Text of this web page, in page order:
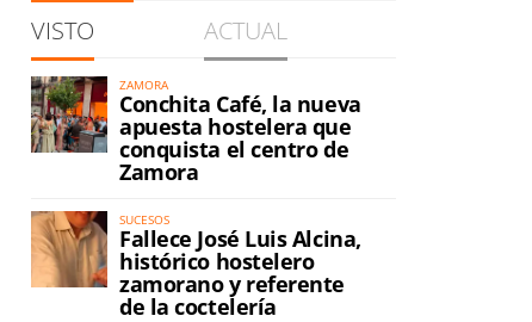
VISTO ACTUAL
ZAMORA
Conchita Café, la nueva
apuesta hostelera que
conquista el centro de
Zamora
SUCESOS
Fallece José Luis Alcina,
histórico hostelero
zamorano y referente
de la coctelería